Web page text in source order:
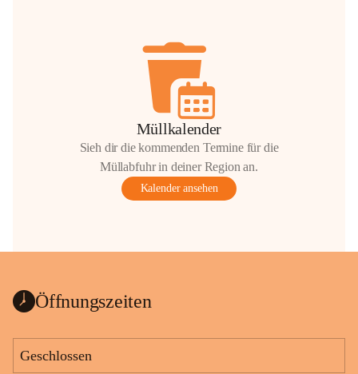
Müllkalender
Sieh dir die kommenden Termine für die
Müllabfuhr in deiner Region an.
Kalender ansehen
Öffnungszeiten
Geschlossen